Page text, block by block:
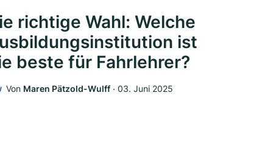
richtige Wahl: Welche
ist
beste für Fahrlehrer?
Von Maren Pätzold-Wulff ‧ 03. Juni 2025